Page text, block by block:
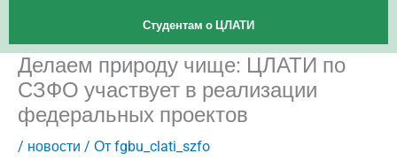
Студентам о ЦЛАТИ
Делаем природу чище: ЦЛАТИ по
СЗФО участвует в реализации
федеральных проектов
/ новости / От fgbu_clati_szfo